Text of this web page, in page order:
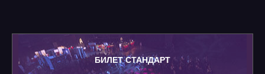
БИЛЕТ СТАНДАРТ